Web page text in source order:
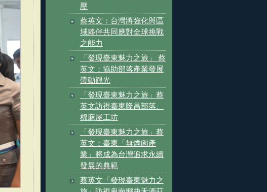
壓
蔡英文：台灣將強化與區
域夥伴共同應對全球挑戰
之能力
「發現臺東魅力之旅」 蔡
英文：協助部落產業發展
帶動觀光
「發現臺東魅力之旅」蔡
英文訪視臺東隆昌部落、
棉麻屋工坊
「發現臺東魅力之旅」蔡
英文：臺東「無煙囪產
業」將成為台灣追求永續
發展的典範
蔡英文「發現臺東魅力之